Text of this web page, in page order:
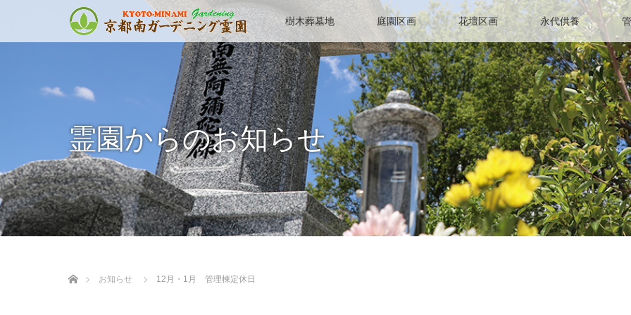
樹木葬墓地 庭園区画 花壇区画 永代供養
霊園からのお知らせ
お知らせ
12月・1月 管理棟定休日